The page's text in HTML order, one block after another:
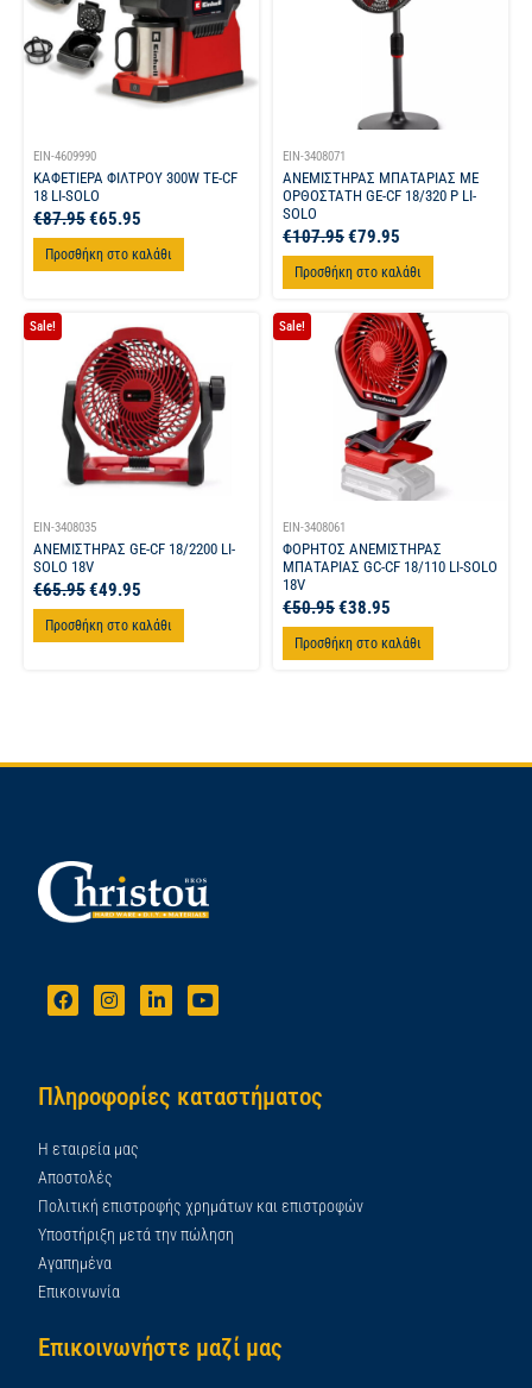
EIN-4609990
ΚΑΦΕΤΙΕΡΑ ΦΙΛΤΡΟΥ 300W TE-CF
18 LI-SOLO
€87.95€65.95
Προσθήκη στο καλάθι
EIN-3408071
ΑΝΕΜΙΣΤΗΡΑΣ ΜΠΑΤΑΡΙΑΣ ΜΕ
ΟΡΘΟΣΤΑΤΗ GE-CF 18/320 P LI-
SOLO
€107.95€79.95
Προσθήκη στο καλάθι
Sale!
EIN-3408035
ΑΝΕΜΙΣΤΗΡΑΣ GE-CF 18/2200 LI-
SOLO 18V
€65.95€49.95
Προσθήκη στο καλάθι
Sale!
EIN-3408061
ΦΟΡΗΤΟΣ ΑΝΕΜΙΣΤΗΡΑΣ
ΜΠΑΤΑΡΙΑΣ GC-CF 18/110 LI-SOLO
18V
€50.95€38.95
Προσθήκη στο καλάθι
Πληροφορίες καταστήματος
Η εταιρεία μας
Αποστολές
Πολιτική επιστροφής χρημάτων και επιστροφών
Υποστήριξη μετά την πώληση
Αγαπημένα
Επικοινωνία
Επικοινωνήστε μαζί μας